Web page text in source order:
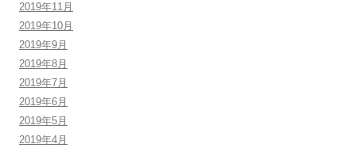
2019年11月
2019年10月
2019年9月
2019年8月
2019年7月
2019年6月
2019年5月
2019年4月